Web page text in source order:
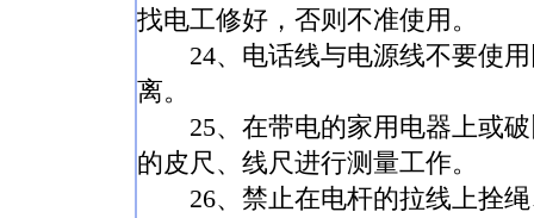
找电工修好，否则不准使用。
24、电话线与电源线不要使用
离。
25、在带电的家用电器上或破
的皮尺、线尺进行测量工作。
26、禁止在电杆的拉线上拴